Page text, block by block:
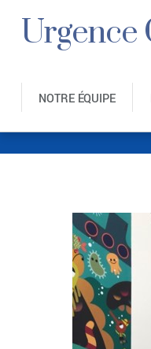
Urgence
NOTRE ÉQUIPE